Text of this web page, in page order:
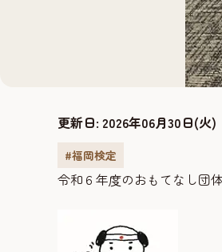
更新日: 2026年06月30日(火)
#福岡検定
令和６年度のおもてなし団